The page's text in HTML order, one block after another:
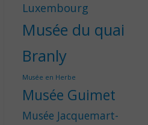
Luxembourg
Musée du quai
Branly
Musée en Herbe
Musée Guimet
Musée Jacquemart-